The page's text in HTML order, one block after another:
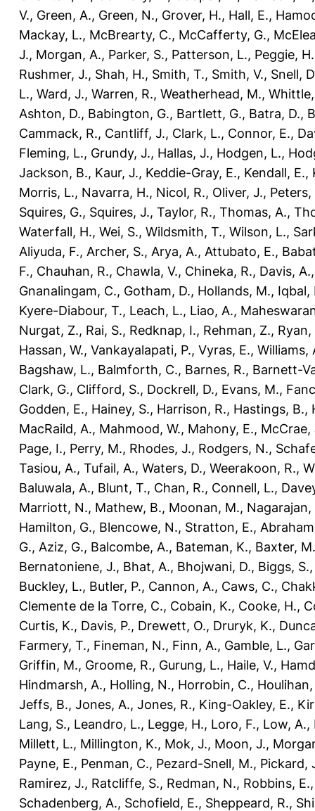
V., Green, A., Green, N., Grover, H., Hall, E.,
Mackay, L., McBrearty, C., McCafferty, G.,
J., Morgan, A., Parker, S., Patterson, L., Peggie, H.
Rushmer, J., Shah, H., Smith, T., Smith, V., Snell,
L., Ward, J., Warren, R., Weatherhead, M.,
Ashton, D., Babington, G., Bartlett, G., Batra, D.,
Cammack, R., Cantliff, J., Clark, L., Connor, E.,
Fleming, L., Grundy, J., Hallas, J., Hodgen, L.,
Jackson, B., Kaur, J., Keddie-Gray, E., Kendall, E.,
Morris, L., Navarra, H., Nicol, R., Oliver, J., Peters,
Squires, G., Squires, J., Taylor, R., Thomas, A.,
Waterfall, H., Wei, S., Wildsmith, T., Wilson, L.,
Aliyuda, F., Archer, S., Arya, A., Attubato, E.,
F., Chauhan, R., Chawla, V., Chineka, R., Davis, A.
Gnanalingam, C., Gotham, D., Hollands, M., Iqbal,
Kyere-Diabour, T., Leach, L., Liao, A.,
Nurgat, Z., Rai, S., Redknap, I., Rehman, Z., Ryan,
Hassan, W., Vankayalapati, P., Vyras, E., Williams,
Bagshaw, L., Balmforth, C., Barnes, R., Barnett-
Clark, G., Clifford, S., Dockrell, D., Evans, M.,
Godden, E., Hainey, S., Harrison, R., Hastings, B.,
MacRaild, A., Mahmood, W., Mahony, E., McCrae,
Page, I., Perry, M., Rhodes, J., Rodgers, N.,
Tasiou, A., Tufail, A., Waters, D., Weerakoon, R.,
Baluwala, A., Blunt, T., Chan, R., Connell, L.,
Marriott, N., Mathew, B., Moonan, M., Nagarajan,
Hamilton, G., Blencowe, N., Stratton, E.,
G., Aziz, G., Balcombe, A., Bateman, K., Baxter, M.
Bernatoniene, J., Bhat, A., Bhojwani, D., Biggs, S.
Buckley, L., Butler, P., Cannon, A., Caws, C.,
Clemente de la Torre, C., Cobain, K., Cooke, H.,
Curtis, K., Davis, P., Drewett, O., Druryk, K.,
Farmery, T., Fineman, N., Finn, A., Gamble, L.,
Griffin, M., Groome, R., Gurung, L., Haile, V.,
Hindmarsh, A., Holling, N., Horrobin, C., Houlihan,
Jeffs, B., Jones, A., Jones, R., King-Oakley, E.,
Lang, S., Leandro, L., Legge, H., Loro, F., Low, A.,
Millett, L., Millington, K., Mok, J., Moon, J.,
Payne, E., Penman, C., Pezard-Snell, M., Pickard,
Ramirez, J., Ratcliffe, S., Redman, N., Robbins, E.
Schadenberg, A., Schofield, E., Sheppeard, R.,